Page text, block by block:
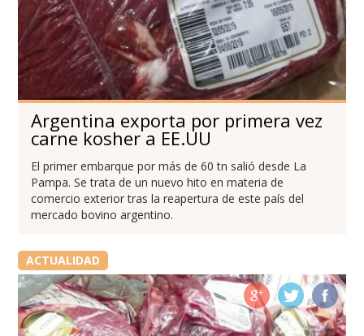
Argentina exporta por primera vez
carne kosher a EE.UU
El primer embarque por más de 60 tn salió desde La
Pampa. Se trata de un nuevo hito en materia de
comercio exterior tras la reapertura de este país del
mercado bovino argentino.
ACTUALIDAD